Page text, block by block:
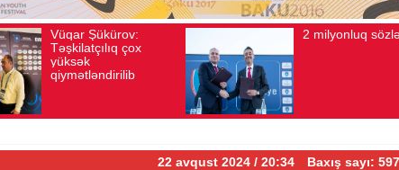
2 milyonluq sözləşmə
Avqust 04, 2026
ildə
Avqust 04, 2026
22 avqust 2024 / 20:34 Baxış sayı: 597